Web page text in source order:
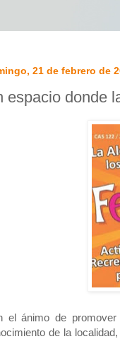
21 de febrero de
espacio donde
el ánimo de
de la